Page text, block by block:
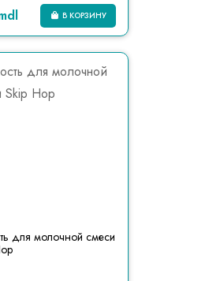
В КОРЗИНУ
для молочной смеси